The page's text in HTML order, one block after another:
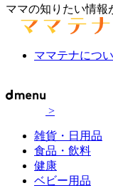
ママの知りたい情報
ママテナにつ
>
雑貨・日用品
食品・飲料
健康
ベビー用品